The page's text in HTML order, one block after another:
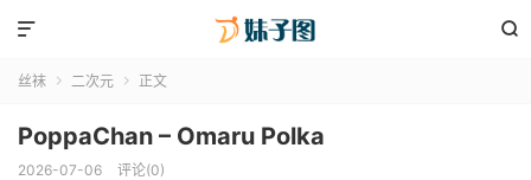


丝袜  二次元  正文
PoppaChan – Omaru Polka
2026-07-06 评论(0)